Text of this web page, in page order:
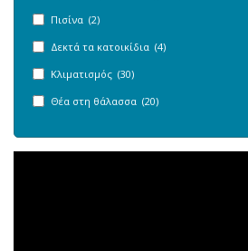
Πισίνα (2)
Δεκτά τα κατοικίδια (4)
Κλιματισμός (30)
Θέα στη θάλασσα (20)